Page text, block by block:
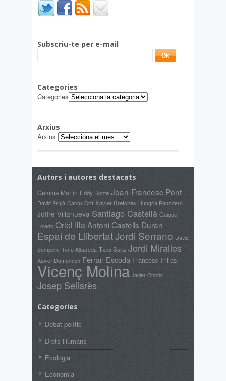
Subscriu-te per e-mail
Categories
Categories
Arxius
Arxius
Autors i autores destacats
Gemma Martín Eddy Bonte Joan-Francesc Pont
David Prujà Carlos Ortí Xavier Bretones Hungria Panadero
Joffre Villanueva Santiago Castellà Quique
Toledo Oriol Illa Antoni Castells Duran
Espai de LlibertatJordi Serrano David
Sempere Tono Albareda Txus Sanz Jordi Miralles
Xavier Domènech Ferran Escoda Francesc Trillas
Vicenç Molina Javier Otaola
Josep Sellarès
Categories
Debat polític
Drets Humans
Ecologia
Economia